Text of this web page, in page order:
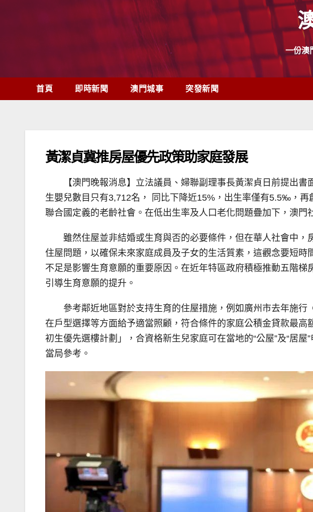
一份
首頁 即時新聞 澳門城事 突發新聞
黃潔貞冀推房屋優先政策助家庭發展
【澳門晚報消息】立法議員、婦聯副理事長黃潔貞日前提出
生嬰兒數目只有3,712名， 同比下降近15%，出生率僅有5.5‰，
聯合國定義的老齡社會。在低出生率及人口老化問題疊加下，澳門
雖然住屋並非結婚或生育與否的必要條件，但在華人社會中
住屋問題，以確保未來家庭成員及子女的生活質素，這觀念要短
不足是影響生育意願的重要原因。在近年特區政府積極推動五階
引導生育意願的提升。
參考鄰近地區對於支持生育的住屋措施，例如廣州市去年施
在戶型選擇等方面給予適當照顧，符合條件的家庭公積金貸款最
初生優先選樓計劃」，合資格新生兒家庭可在當地的“公屋”及“居
當局參考。